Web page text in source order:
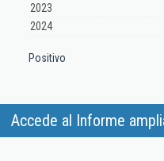
2023
2024
Positivo
Accede al Informe